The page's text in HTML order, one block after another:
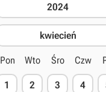
2024
kwiecień
Pon Wto Śro Czw
1 2 3 4